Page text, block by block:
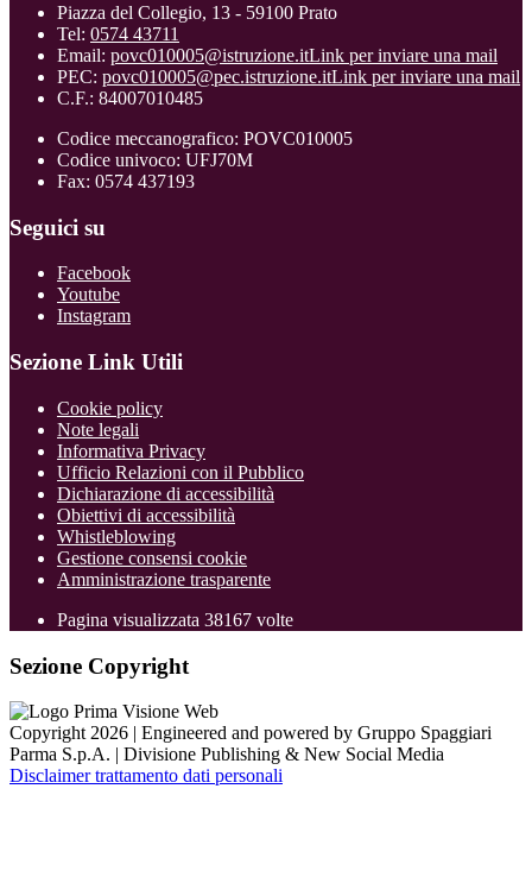
Piazza del Collegio, 13 - 59100 Prato
Tel: 0574 43711
Email: povc010005@istruzione.itLink per inviare una mail
PEC: povc010005@pec.istruzione.itLink per inviare una mail
C.F.: 84007010485
Codice meccanografico: POVC010005
Codice univoco: UFJ70M
Fax: 0574 437193
Seguici su
Facebook
Youtube
Instagram
Sezione Link Utili
Cookie policy
Note legali
Informativa Privacy
Ufficio Relazioni con il Pubblico
Dichiarazione di accessibilità
Obiettivi di accessibilità
Whistleblowing
Gestione consensi cookie
Amministrazione trasparente
Pagina visualizzata 38167 volte
Sezione Copyright
Copyright 2026 | Engineered and powered by Gruppo Spaggiari
Parma S.p.A. | Divisione Publishing & New Social Media
Disclaimer trattamento dati personali